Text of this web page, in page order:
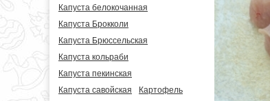
Капуста белокочанная
Капуста Брокколи
Капуста Брюссельская
Капуста кольраби
Капуста пекинская
Капуста савойская
Картофель